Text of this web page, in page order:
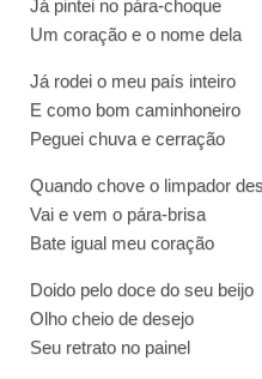
Já pintei no pára-choque
Um coração e o nome dela
Já rodei o meu país inteiro
E como bom caminhoneiro
Peguei chuva e cerração
Quando chove o limpador
Vai e vem o pára-brisa
Bate igual meu coração
Doido pelo doce do seu beijo
Olho cheio de desejo
Seu retrato no painel